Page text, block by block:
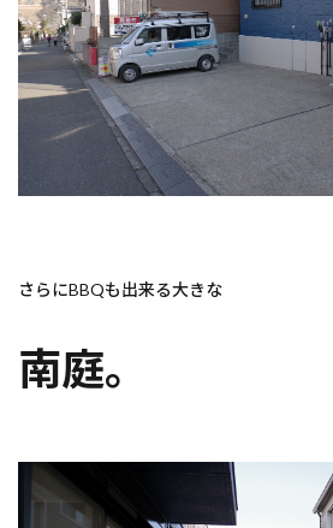
さらにBBQも出来る大きな
南庭。